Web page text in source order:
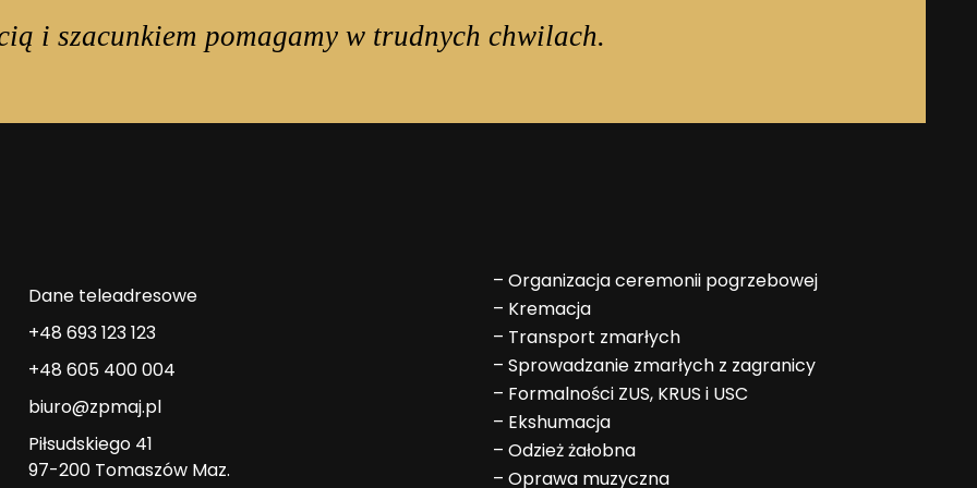
i szacunkiem pomagamy w trudnych chwilach.
Dane teleadresowe
+48 693 123 123
+48 605 400 004
biuro@zpmaj.pl
Piłsudskiego 41
97-200 Tomaszów Maz.
–Organizacja ceremonii pogrzebowej
– Kremacja
– Transport zmarłych
–Sprowadzanie zmarłych z zagranicy
– Formalności ZUS, KRUS i USC
– Ekshumacja
–Odzież żałobna
–Oprawa muzyczna